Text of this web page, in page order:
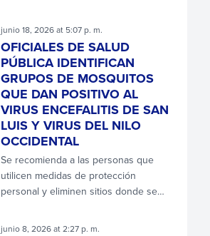
junio 18, 2026 at 5:07 p. m.
OFICIALES DE SALUD
PÚBLICA IDENTIFICAN
GRUPOS DE MOSQUITOS
QUE DAN POSITIVO AL
VIRUS ENCEFALITIS DE SAN
LUIS Y VIRUS DEL NILO
OCCIDENTAL
Se recomienda a las personas que
utilicen medidas de protección
personal y eliminen sitios donde se
junio 8, 2026 at 2:27 p. m.